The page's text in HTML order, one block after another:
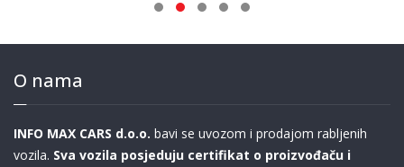
O nama
INFO MAX CARS d.o.o. bavi se uvozom i prodajom rabljenih
vozila. Sva vozila posjeduju certifikat o proizvođaču i